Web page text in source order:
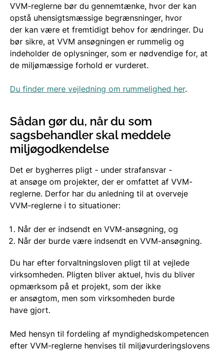
VVM-reglerne bør du gennemtænke, hvor der kan
opstå uhensigtsmæssige begrænsninger, hvor
der kan være et fremtidigt behov for ændringer. Du
bør sikre, at VVM ansøgningen er rummelig og
indeholder de oplysninger, som er nødvendige for, at
de miljømæssige forhold er vurderet.
Du finder mere vejledning om rummelighed her.
Sådan gør du, når du som
sagsbehandler skal meddele
miljøgodkendelse
Det er bygherres pligt - under strafansvar -
at ansøge om projekter, der er omfattet af VVM-
reglerne. Derfor har du anledning til at overveje
VVM-reglerne i to situationer:
Når der er indsendt en VVM-ansøgning, og
Når der burde være indsendt en VVM-ansøgning.
Du har efter forvaltningsloven pligt til at vejlede
virksomheden. Pligten bliver aktuel, hvis du bliver
opmærksom på et projekt, som der ikke
er ansøgtom, men som virksomheden burde
have gjort.
Med hensyn til fordeling af myndighedskompetencen
efter VVM-reglerne henvises til miljøvurderingslovens